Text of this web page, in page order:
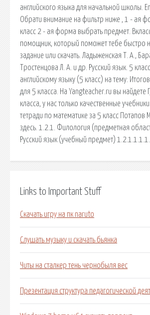
английского языка для начальной школы.
Обрати внимание на фильтр ниже , 1 - ая
класс 2 - ая форма выбрать предмет.
помощник, который поможет тебе быстро
задание или скачать. Ладыженская Т. А.,
Тростенцова Л. А. и др. Русский язык. 5
английскому языку (5 класс) на тему:
для 5 класса. На Yangteacher.ru вы найдете
класса, у нас только качественные
тетради по математике за 5 класс Потапов
здесь. 1.2.1. Филология (предметная
Русский язык (учебный предмет) 1.2.1.1.1.1.
Links to Important Stuff
Скачать игру на пк naruto
Слушать музыку и скачать бьянка
Читы на сталкер тень чернобыля вес
Презентация структура педагогической